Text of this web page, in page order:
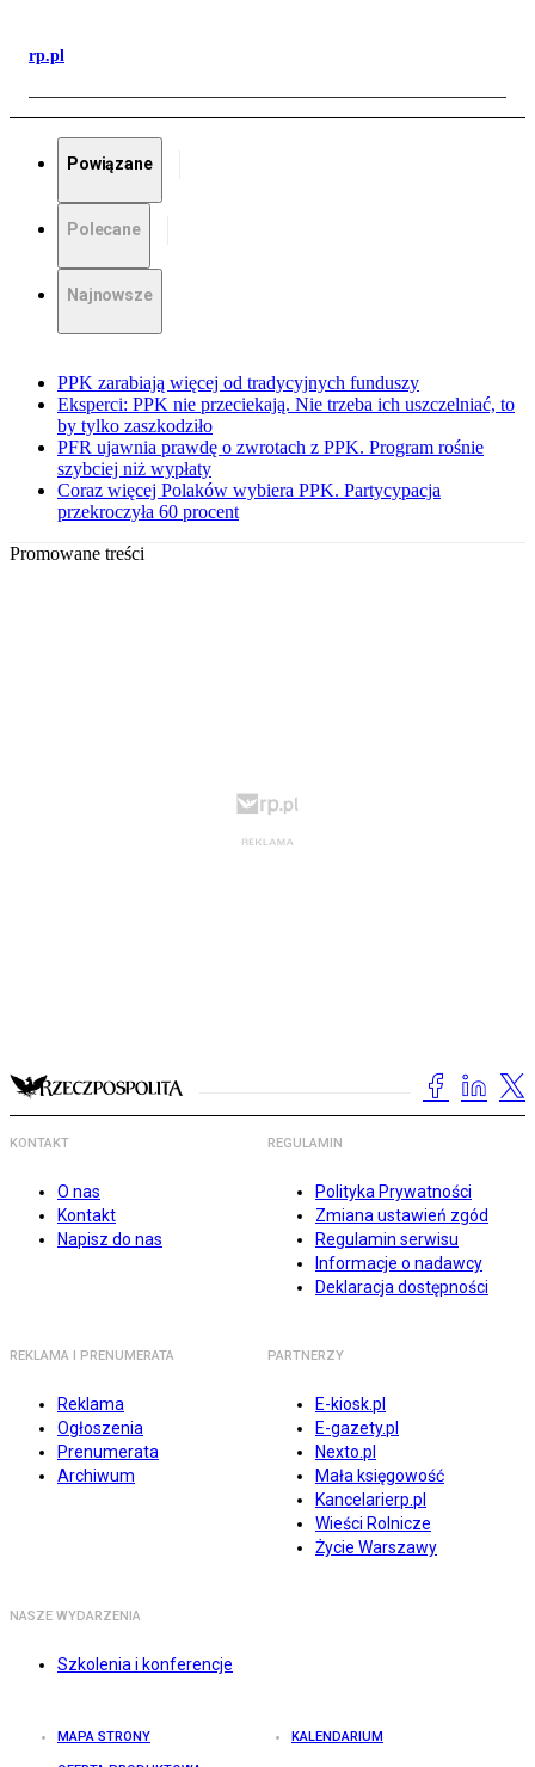
rp.pl
Powiązane
Polecane
Najnowsze
PPK zarabiają więcej od tradycyjnych funduszy
Eksperci: PPK nie przeciekają. Nie trzeba ich uszczelniać, to
by tylko zaszkodziło
PFR ujawnia prawdę o zwrotach z PPK. Program rośnie
szybciej niż wypłaty
Coraz więcej Polaków wybiera PPK. Partycypacja
przekroczyła 60 procent
Promowane treści
KONTAKT
O nas
Kontakt
Napisz do nas
REGULAMIN
Polityka Prywatności
Zmiana ustawień zgód
Regulamin serwisu
Informacje o nadawcy
Deklaracja dostępności
REKLAMA I PRENUMERATA
Reklama
Ogłoszenia
Prenumerata
Archiwum
PARTNERZY
E-kiosk.pl
E-gazety.pl
Nexto.pl
Mała księgowość
Kancelarierp.pl
Wieści Rolnicze
Życie Warszawy
NASZE WYDARZENIA
Szkolenia i konferencje
MAPA STRONY KALENDARIUM